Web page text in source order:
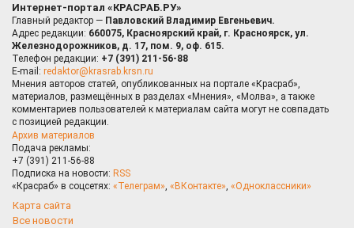
Интернет-портал «КРАСРАБ.РУ»
Главный редактор — Павловский Владимир Евгеньевич.
Адрес редакции: 660075, Красноярский край, г. Красноярск, ул.
Железнодорожников, д. 17, пом. 9, оф. 615.
Телефон редакции: +7 (391) 211-56-88
E-mail: redaktor@krasrab.krsn.ru
Мнения авторов статей, опубликованных на портале «Красраб»,
материалов, размещённых в разделах «Мнения», «Молва», а также
комментариев пользователей к материалам сайта могут не совпадать
с позицией редакции.
Архив материалов
Подача рекламы:
+7 (391) 211-56-88
Подписка на новости: RSS
«Красраб» в соцсетях: «Телеграм», «ВКонтакте», «Одноклассники»
Карта сайта
Все новости